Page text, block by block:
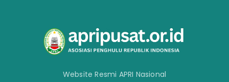
Website Resmi APRI Nasional